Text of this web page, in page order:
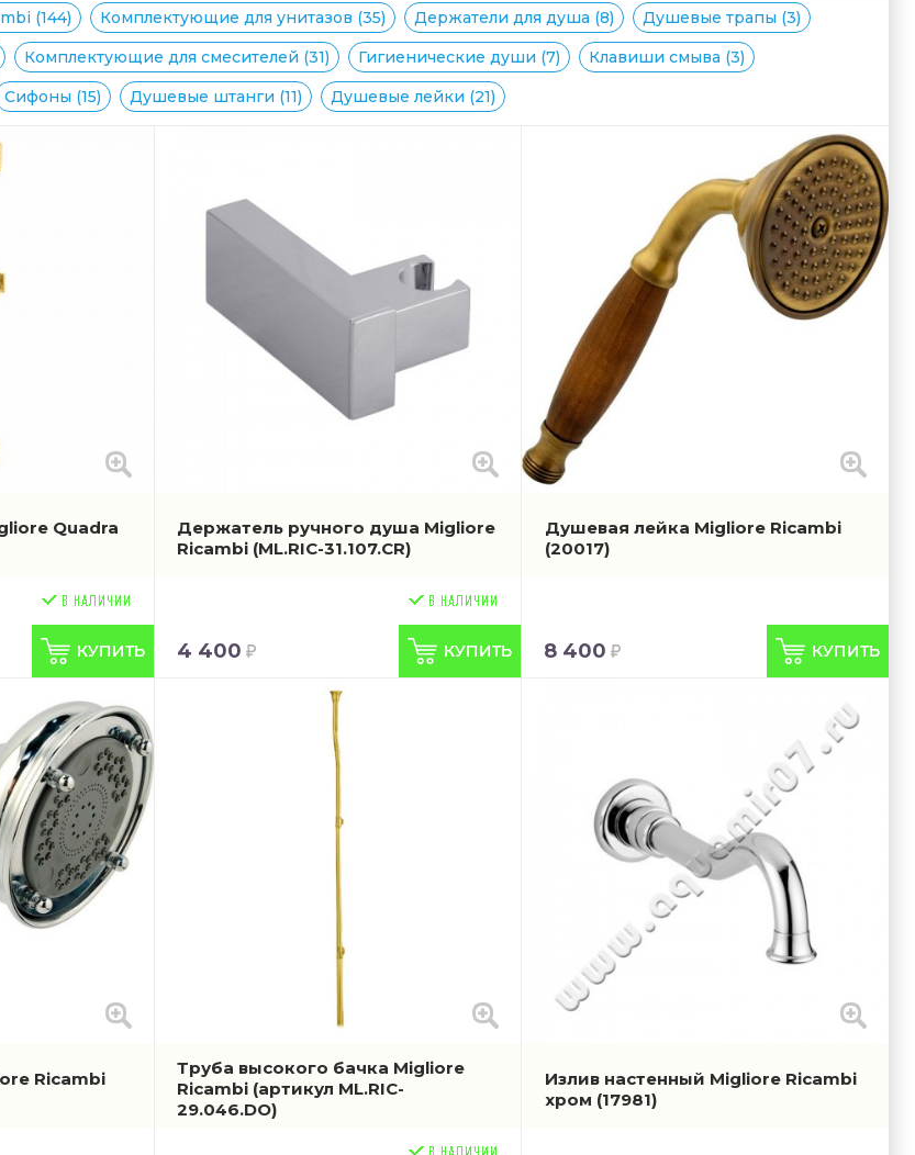
(144) Комплектующие для унитазов (35) Держатели для душа (8)
Душевые трапы (3)
Комплектующие для смесителей (31) Гигиенические души (7)
Клавиши смыва (3)
Сифоны (15) Душевые штанги (11) Душевые лейки (21)
Quadra
Держатель ручного душа Migliore
Ricambi (ML.RIC-31.107.CR)
4 400
Душевая лейка Migliore Ricambi
(20017)
8 400
Ricambi
Труба высокого бачка Migliore
Ricambi (артикул ML.RIC-
29.046.DO)
Излив настенный Migliore Ricambi
хром (17981)